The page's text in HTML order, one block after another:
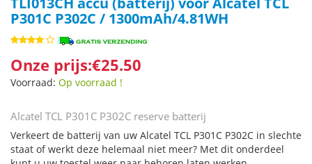
P301C P302C / 1300mAh/4.81WH
Onze prijs:€25.50
Voorraad: Op voorraad !
Alcatel TCL P301C P302C reserve batterij
Verkeert de batterij van uw Alcatel TCL P301C P302C in slechte
staat of werkt deze helemaal niet meer? Met dit onderdeel